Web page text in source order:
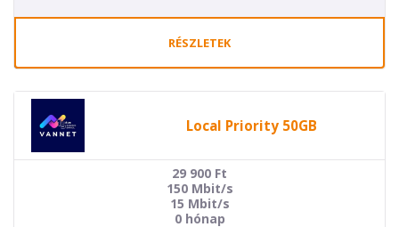
RÉSZLETEK
Local Priority 50GB
29 900 Ft
150 Mbit/s
15 Mbit/s
0 hónap